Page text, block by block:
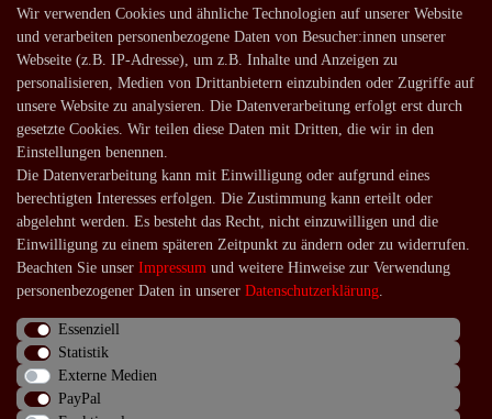
Shop
Lagerverkauf
Zahlungsarten
Versandarten und -kosten
Service
Kontakt
Häufige Fragen
Über uns
Impressum
Wir verwenden Cookies und ähnliche Technologien auf unserer Website
und verarbeiten personenbezogene Daten von Besucher:innen unserer
Webseite (z.B. IP-Adresse), um z.B. Inhalte und Anzeigen zu
personalisieren, Medien von Drittanbietern einzubinden oder Zugriffe auf
unsere Website zu analysieren. Die Datenverarbeitung erfolgt erst durch
gesetzte Cookies. Wir teilen diese Daten mit Dritten, die wir in den
Einstellungen benennen.
Die Datenverarbeitung kann mit Einwilligung oder aufgrund eines
berechtigten Interesses erfolgen. Die Zustimmung kann erteilt oder
abgelehnt werden. Es besteht das Recht, nicht einzuwilligen und die
Einwilligung zu einem späteren Zeitpunkt zu ändern oder zu widerrufen.
Beachten Sie unser Impressum und weitere Hinweise zur Verwendung
personenbezogener Daten in unserer Daten­schutz­erklärung.
Essenziell
Statistik
Externe Medien
PayPal